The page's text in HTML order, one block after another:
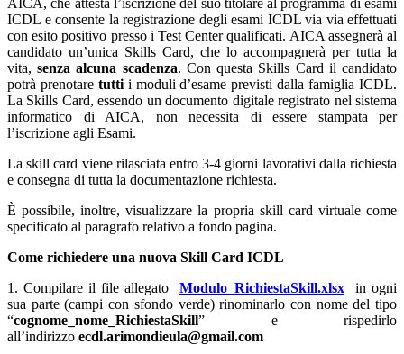
AICA, che attesta l’iscrizione del suo titolare al programma di esami
ICDL e consente la registrazione degli esami ICDL via via effettuati
con esito positivo presso i Test Center qualificati. AICA assegnerà al
candidato un’unica Skills Card, che lo accompagnerà per tutta la
vita,senza alcuna scadenza. Con questa Skills Card il candidato
potrà prenotare tuttii moduli d’esame previsti dalla famiglia ICDL.
La Skills Card, essendo un documento digitale registrato nel sistema
informatico di AICA, non necessita di essere stampata per
l’iscrizione agli Esami.
La skill card viene rilasciata entro 3-4 giorni lavorativi dalla richiesta
e consegna di tutta la documentazione richiesta.
È possibile, inoltre, visualizzare la propria skill card virtuale come
specificato al paragrafo relativo a fondo pagina.
Come richiedere una nuova Skill Card ICDL
1. Compilare il file allegato Modulo_RichiestaSkill.xlsx
in ogni
sua parte (campi con sfondo verde) rinominarlo con nome del tipo
“cognome_nome_RichiestaSkill” e rispedirlo
all’indirizzo ecdl.arimondieula@gmail.com